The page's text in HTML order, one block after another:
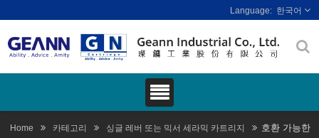
한국어
Home 카테고리 싱글 레버 또는 믹서 세라믹 카트리지
호환 가능한